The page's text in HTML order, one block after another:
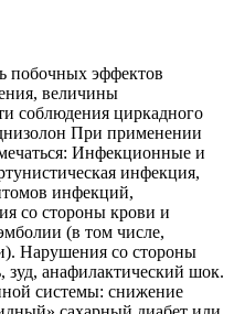
побочных эффектов
величины
соблюдения циркадного
При применении
Инфекционные и
инфекция,
инфекций,
со стороны крови и
(в том числе,
Нарушения со стороны
анафилактический шок.
системы: снижение